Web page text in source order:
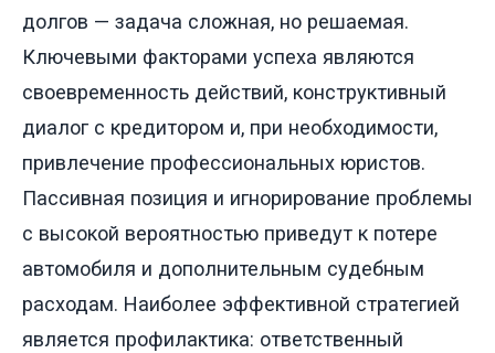
долгов — задача сложная, но решаемая.
Ключевыми факторами успеха являются
своевременность действий, конструктивный
диалог с кредитором и, при необходимости,
привлечение профессиональных юристов.
Пассивная позиция и игнорирование проблемы
с высокой вероятностью приведут к потере
автомобиля и дополнительным судебным
расходам. Наиболее эффективной стратегией
является профилактика: ответственный